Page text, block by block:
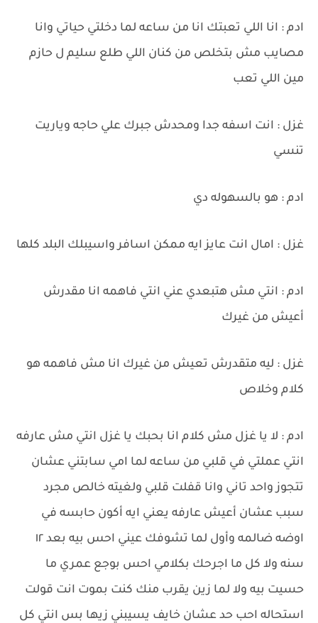
ادم : انا اللي تعبتك انا من ساعه لما دخلتي حياتي وانا
مصايب مش بتخلص من كنان اللي طلع سليم ل حازم
مين اللي تعب
غزل : انت اسفه جدا ومحدش جبرك علي حاجه وياريت
تنسي
ادم : هو بالسهوله دي
غزل : امال انت عايز ايه ممكن اسافر واسيبلك البلد كلها
ادم : انتي مش هتبعدي عني انتي فاهمه انا مقدرش
أعيش من غيرك
غزل : ليه متقدرش تعيش من غيرك انا مش فاهمه هو
كلام وخلاص
ادم : لا يا غزل مش كلام انا بحبك يا غزل انتي مش عارفه
انتي عملتي في قلبي من ساعه لما امي سابتني عشان
تتجوز واحد تاني وانا قفلت قلبي ولغيته خالص مجرد
سبب عشان أعيش عارفه يعني ايه أكون حابسه في
اوضه ضالمه وأول لما تشوفك عيني احس بيه بعد ١٢
سنه ولا كل ما اجرحك بكلامي احس بوجع عمري ما
حسيت بيه ولا لما زين يقرب منك كنت بموت انت قولت
استحاله احب حد عشان خايف يسيبني زيها بس انتي كل